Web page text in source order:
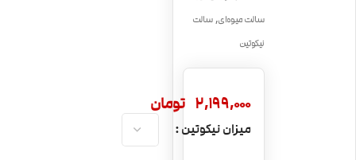
سالت میوه‌ای, سالت
نیکوتین
2,199,000 تومان
میزان نیکوتین